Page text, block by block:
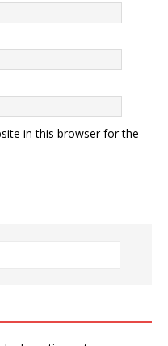
in this browser for the